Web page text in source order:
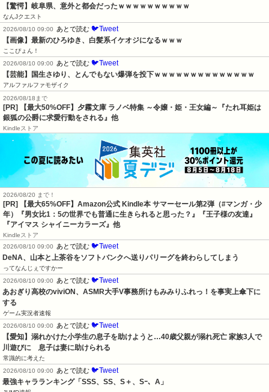
【驚愕】岐阜県、意外と都会だったｗｗｗｗｗｗｗｗｗｗ
なんJクエスト
2026/08/10 09:00
あとで読む 🐦Tweet
【画像】最新のひろゆき、白髪系イケオジになるｗｗｗ
ここぴょん！
2026/08/10 09:00
あとで読む 🐦Tweet
【芸能】国生さゆり、とんでもない爆弾を投下ｗｗｗｗｗｗｗｗｗｗｗｗｗｗ
アルファルファモザイク
2026/08/18まで
[PR] 【最大50%OFF】夕霧文庫 ラノベ特集 ～令嬢・姫・王女編～『たれ耳姫は
銀狐の公爵に求愛行動をされる』他
Kindleストア
2026/08/20 まで！
[PR]
【最大65%OFF】Amazon公式 Kindle本 サマーセール第2弾（#マンガ・少
年）『男女比1：5の世界でも普通に生きられると思った？』『王子様の友達』
『アイマス シャイニーカラーズ』他
Kindleストア
2026/08/10 09:00
あとで読む 🐦Tweet
DeNA、山本と上茶谷をソフトバンクへ送りパリーグを終わらしてしまう
ってなんじぇですかー
2026/08/10 09:00
あとで読む 🐦Tweet
あおぎり高校のviviON、ASMR大手V事務所けもみみりふれっ！を事実上傘下に
する
ゲーム実況者速報
2026/08/10 09:00
あとで読む 🐦Tweet
【愛知】溺れかけた小学生の息子を助けようと…40歳父親が溺れ死亡 家族3人で
川遊びに　息子は妻に助けられる
常識的に考えた
2026/08/10 09:00
あとで読む 🐦Tweet
最強キャラランキング「SSS、SS、S＋、Sｰ、A」